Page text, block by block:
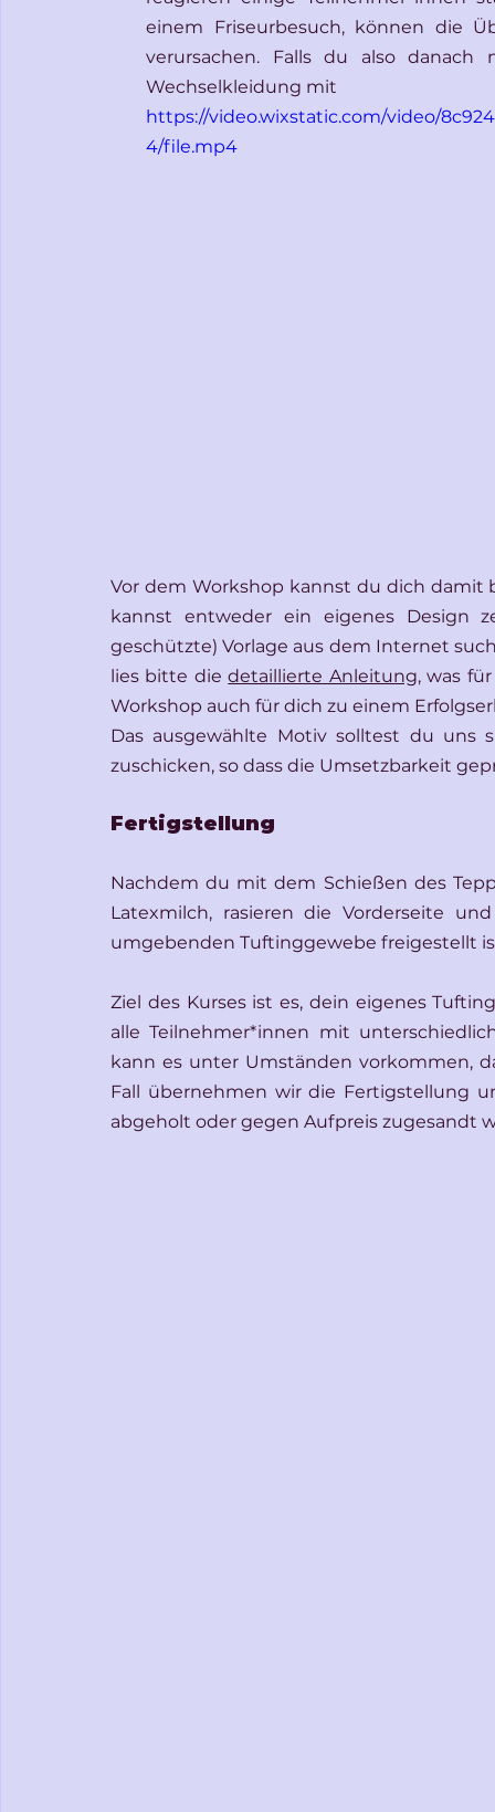
einem Friseurbesuch, können die
verursachen. Falls du also danach
Wechselkleidung mit
https://video.wixstatic.com/video/
4/file.mp4
Vor dem Workshop kannst du dich damit
kannst entweder ein eigenes Design
geschützte) Vorlage aus dem Internet
lies bitte die detaillierte Anleitung, was
Workshop auch für dich zu einem
Das ausgewählte Motiv solltest du uns
zuschicken, so dass die Umsetzbarkeit
Fertigstellung
Nachdem du mit dem Schießen des
Latexmilch, rasieren die Vorderseite
umgebenden Tuftinggewebe freigestellt
Ziel des Kurses ist es, dein eigenes
alle Teilnehmer*innen mit
kann es unter Umständen vorkommen,
Fall übernehmen wir die Fertigstellung
abgeholt oder gegen Aufpreis zugesandt